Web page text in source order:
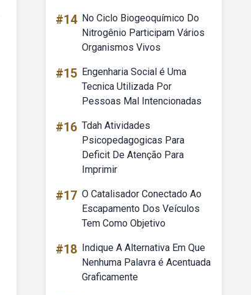
#14 No Ciclo Biogeoquímico Do
Nitrogênio Participam Vários
Organismos Vivos
#15 Engenharia Social é Uma
Tecnica Utilizada Por
Pessoas Mal Intencionadas
#16 Tdah Atividades
Psicopedagogicas Para
Deficit De Atenção Para
Imprimir
#17 O Catalisador Conectado Ao
Escapamento Dos Veículos
Tem Como Objetivo
#18 Indique A Alternativa Em Que
Nenhuma Palavra é Acentuada
Graficamente